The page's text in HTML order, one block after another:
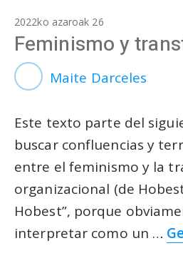
2022ko azaroak 26
Feminismo y
Maite Darceles
Este texto parte del
buscar confluencias y
entre el feminismo y la
organizacional (de
Hobest”, porque
interpretar como un …